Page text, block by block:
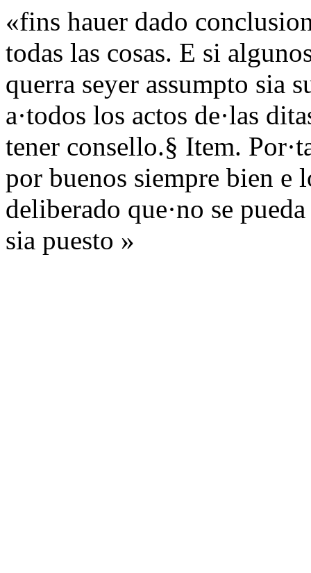
«fins hauer dado
todas las cosas. E si
querra seyer assumpto sia
a·todos los actos de·las
tener consello.§ Item.
por buenos siempre bien e
deliberado que·no se
sia puesto »